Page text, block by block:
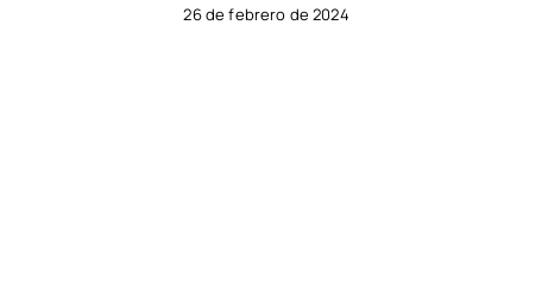
26 de febrero de 2024